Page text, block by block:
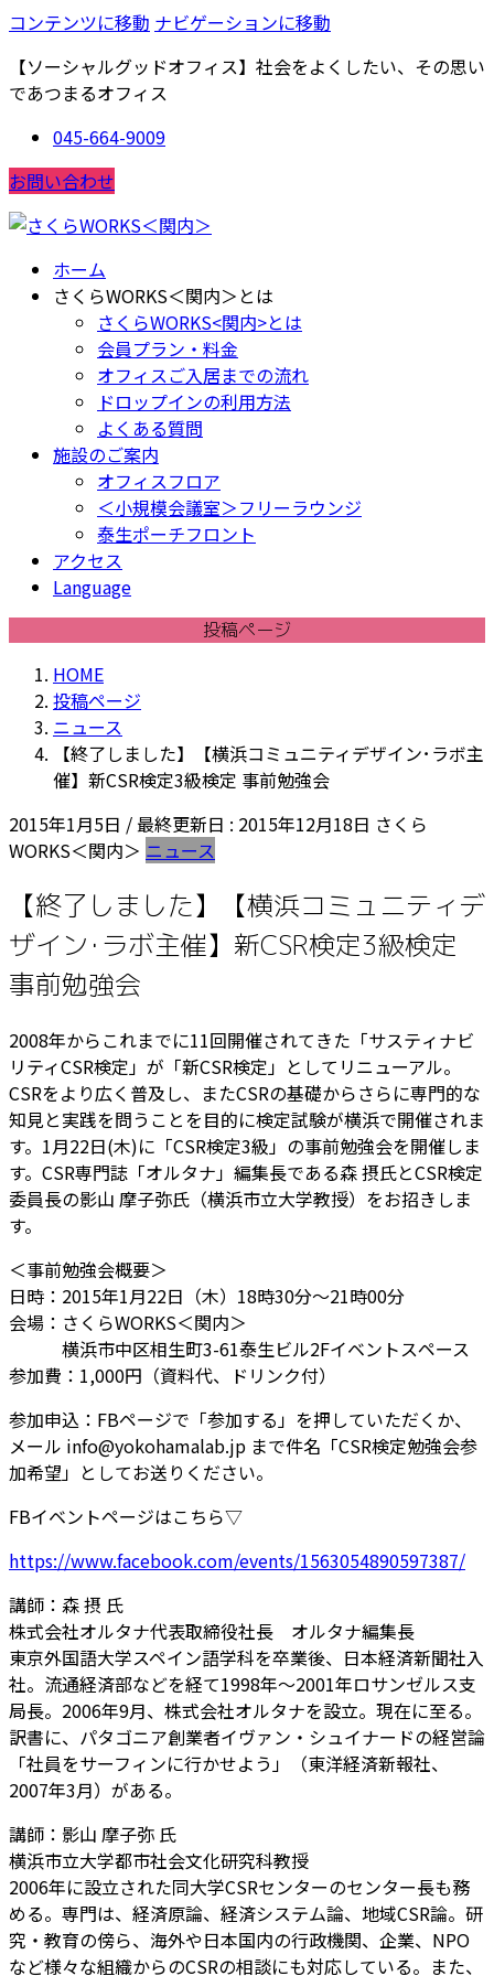
コンテンツに移動 ナビゲーションに移動
【ソーシャルグッドオフィス】社会をよくしたい、その思い
であつまるオフィス
045-664-9009
お問い合わせ
ホーム
さくらWORKS＜関内＞とは
さくらWORKS<関内>とは
会員プラン・料金
オフィスご入居までの流れ
ドロップインの利用方法
よくある質問
施設のご案内
オフィスフロア
＜小規模会議室＞フリーラウンジ
泰生ポーチフロント
アクセス
Language
投稿ページ
HOME
投稿ページ
ニュース
【終了しました】【横浜コミュニティデザイン･ラボ主
催】新CSR検定3級検定 事前勉強会
2015年1月5日 / 最終更新日 : 2015年12月18日 さくら
WORKS＜関内＞ ニュース
【終了しました】【横浜コミュニティデ
ザイン･ラボ主催】新CSR検定3級検定
事前勉強会
2008年からこれまでに11回開催されてきた「サスティナビ
リティCSR検定」が「新CSR検定」としてリニューアル。
CSRをより広く普及し、またCSRの基礎からさらに専門的な
知見と実践を問うことを目的に検定試験が横浜で開催されま
す。1月22日(木)に「CSR検定3級」の事前勉強会を開催しま
す。CSR専門誌「オルタナ」編集長である森 摂氏とCSR検定
委員長の影山 摩子弥氏（横浜市立大学教授）をお招きしま
す。
＜事前勉強会概要＞
日時：2015年1月22日（木）18時30分〜21時00分
会場：さくらWORKS＜関内＞
横浜市中区相生町3-61泰生ビル2Fイベントスペース
参加費：1,000円（資料代、ドリンク付）
参加申込：FBページで「参加する」を押していただくか、
メール info@yokohamalab.jp まで件名「CSR検定勉強会参
加希望」としてお送りください。
FBイベントページはこちら▽
https://www.facebook.com/events/1563054890597387/
講師：森 摂 氏
株式会社オルタナ代表取締役社長 オルタナ編集長
東京外国語大学スペイン語学科を卒業後、日本経済新聞社入
社。流通経済部などを経て1998年～2001年ロサンゼルス支
局長。2006年9月、株式会社オルタナを設立。現在に至る。
訳書に、パタゴニア創業者イヴァン・シュイナードの経営論
「社員をサーフィンに行かせよう」（東洋経済新報社、
2007年3月）がある。
講師：影山 摩子弥 氏
横浜市立大学都市社会文化研究科教授
2006年に設立された同大学CSRセンターのセンター長も務
める。専門は、経済原論、経済システム論、地域CSR論。研
究・教育の傍ら、海外や日本国内の行政機関、 企業、NPO
など様々な組織からのCSRの相談にも対応している。また、